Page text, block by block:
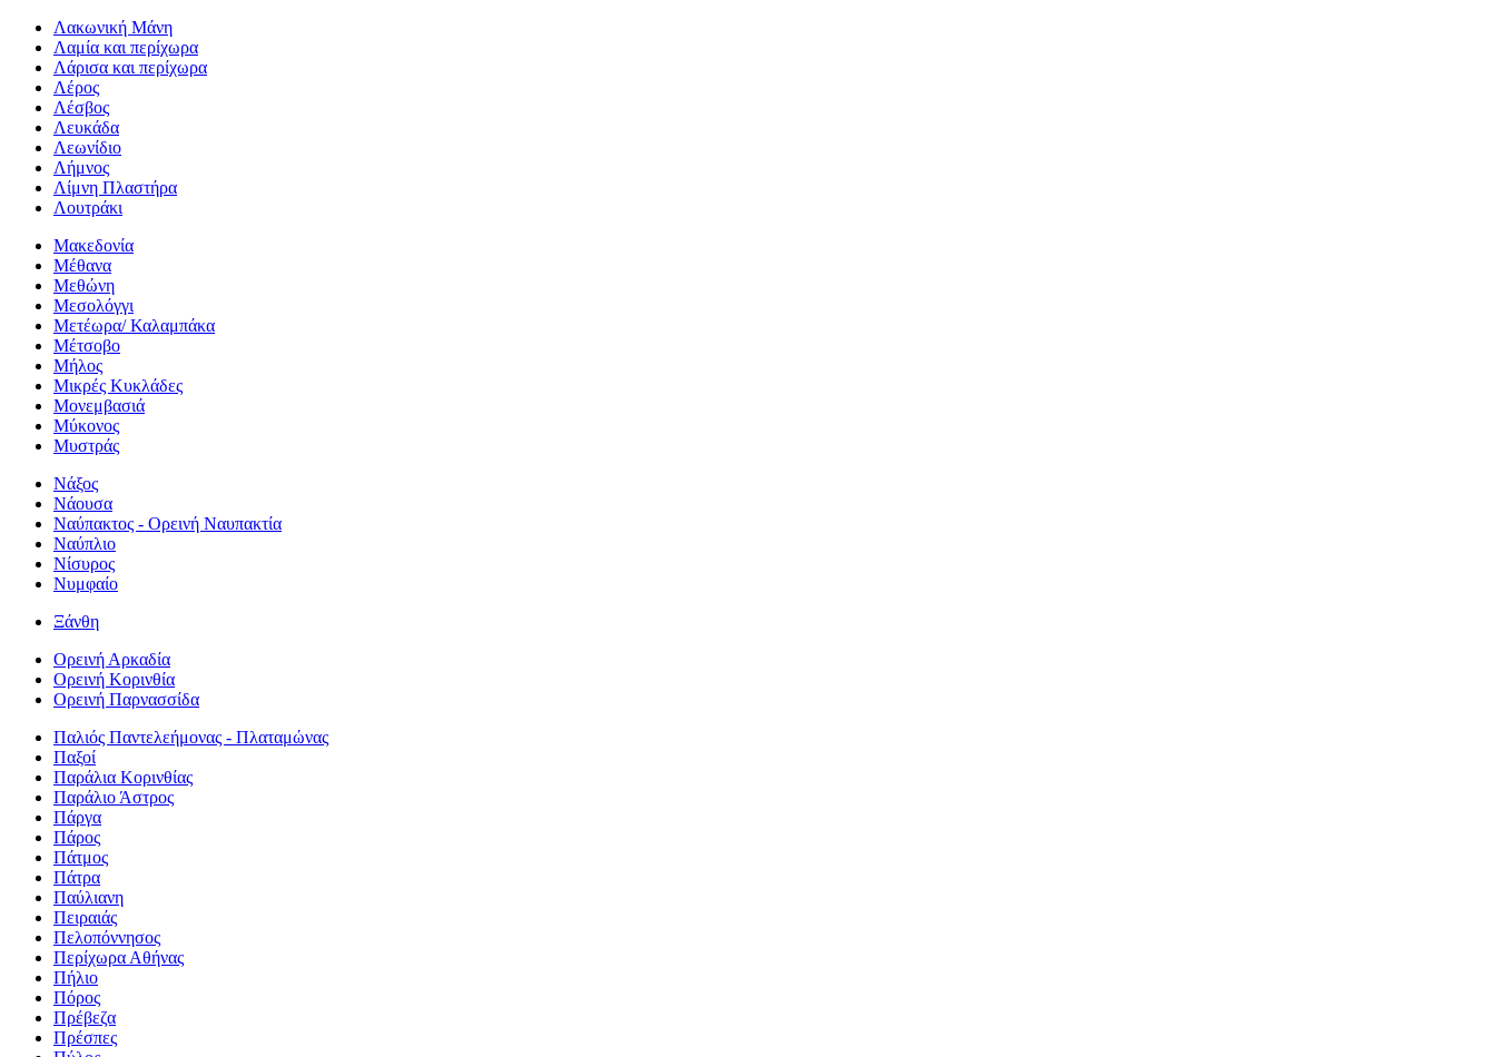
Λακωνική Μάνη
Λαμία και περίχωρα
Λάρισα και περίχωρα
Λέρος
Λέσβος
Λευκάδα
Λεωνίδιο
Λήμνος
Λίμνη Πλαστήρα
Λουτράκι
Μακεδονία
Μέθανα
Μεθώνη
Μεσολόγγι
Μετέωρα/ Καλαμπάκα
Μέτσοβο
Μήλος
Μικρές Κυκλάδες
Μονεμβασιά
Μύκονος
Μυστράς
Νάξος
Νάουσα
Ναύπακτος - Ορεινή Ναυπακτία
Ναύπλιο
Νίσυρος
Νυμφαίο
Ξάνθη
Ορεινή Αρκαδία
Ορεινή Κορινθία
Ορεινή Παρνασσίδα
Παλιός Παντελεήμονας - Πλαταμώνας
Παξοί
Παράλια Κορινθίας
Παράλιο Άστρος
Πάργα
Πάρος
Πάτμος
Πάτρα
Παύλιανη
Πειραιάς
Πελοπόννησος
Περίχωρα Αθήνας
Πήλιο
Πόρος
Πρέβεζα
Πρέσπες